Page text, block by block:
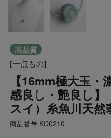
高品質
[一点もの]
【16mm極大玉
感良し・艶良し】
スイ）糸魚川天然
商品番号 KD0210